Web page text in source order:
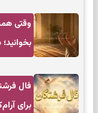
وقتی
برای